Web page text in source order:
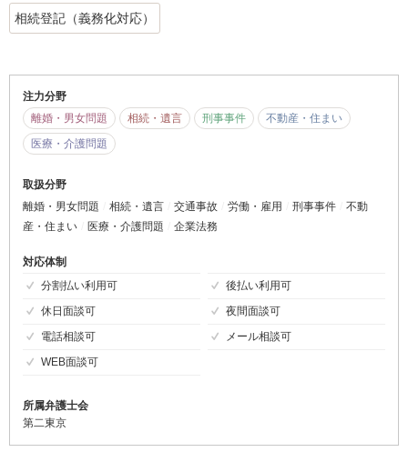
相続登記（義務化対応）
注力分野
離婚・男女問題
相続・遺言 刑事事件
不動産・住まい
医療・介護問題
取扱分野
離婚・男女問題
相続・遺言 交通事故 労働・雇用 刑事事件
不動
産・住まい
医療・介護問題 企業法務
対応体制
分割払い利用可
後払い利用可
休日面談可
夜間面談可
電話相談可
メール相談可
WEB面談可
所属弁護士会
第二東京